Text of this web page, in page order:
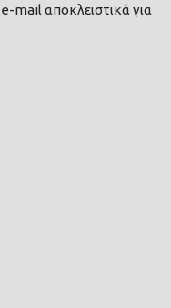
mail αποκλειστικά για